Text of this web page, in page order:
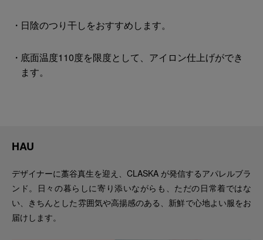
日陰のつり干しをおすすめします。
底面温度110度を限度として、アイロン仕上げができ
ます。
HAU
デザイナーに藁谷真生を迎え、CLASKA が発信するアパレルブラ
ンド。日々の暮らしに寄り添いながらも、ただの日常着ではな
い、きちんとした雰囲気や高揚感のある、新鮮で心地よい服をお
届けします。